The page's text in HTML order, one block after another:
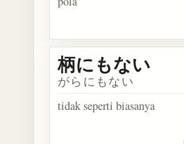
柄にもない
がらにもない
tidak seperti biasanya